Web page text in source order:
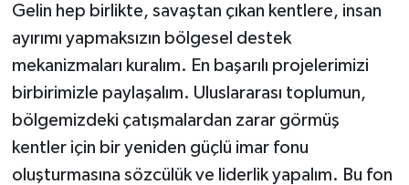
Gelin hep birlikte, savaştan çıkan kentlere, insan
ayırımı yapmaksızın bölgesel destek
mekanizmaları kuralım. En başarılı projelerimizi
birbirimizle paylaşalım. Uluslararası toplumun,
bölgemizdeki çatışmalardan zarar görmüş
kentler için bir yeniden güçlü imar fonu
oluşturmasına sözcülük ve liderlik yapalım. Bu fon